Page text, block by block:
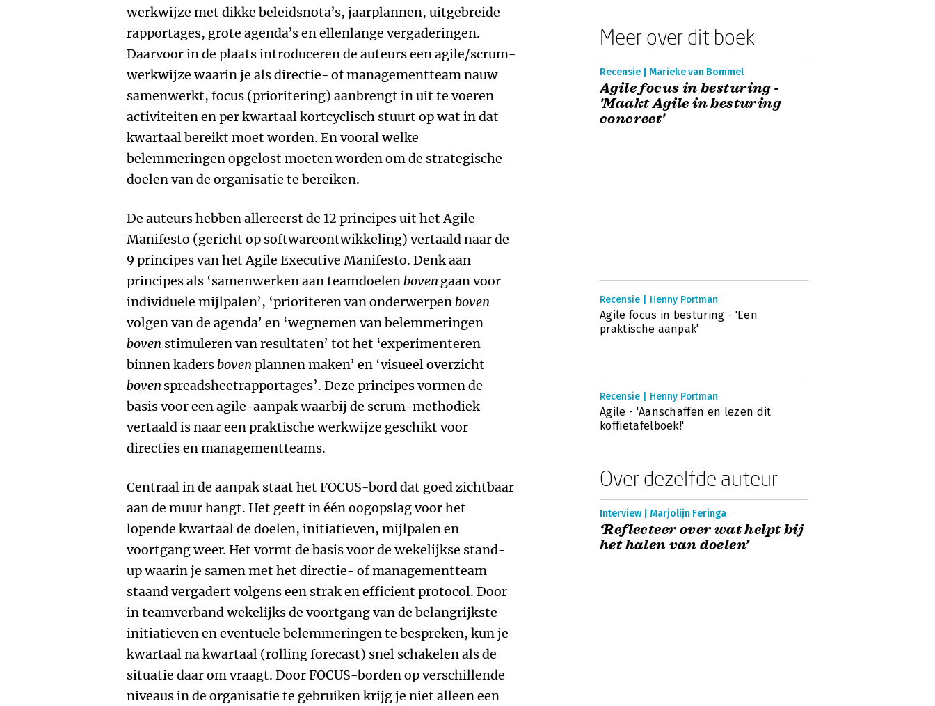
werkwijze met dikke beleidsnota’s, jaarplannen, uitgebreide
rapportages, grote agenda’s en ellenlange vergaderingen.
Daarvoor in de plaats introduceren de auteurs een agile/scrum-
werkwijze waarin je als directie- of managementteam nauw
samenwerkt, focus (prioritering) aanbrengt in uit te voeren
activiteiten en per kwartaal kortcyclisch stuurt op wat in dat
kwartaal bereikt moet worden. En vooral welke
belemmeringen opgelost moeten worden om de strategische
doelen van de organisatie te bereiken.
De auteurs hebben allereerst de 12 principes uit het Agile
Manifesto (gericht op softwareontwikkeling) vertaald naar de
9 principes van het Agile Executive Manifesto. Denk aan
principes als ‘samenwerken aan teamdoelenboven gaan voor
individuele mijlpalen’, ‘prioriteren van onderwerpenboven
volgen van de agenda’ en ‘wegnemen van belemmeringen
boven stimuleren van resultaten’ tot het ‘experimenteren
binnen kadersboven plannen maken’ en ‘visueel overzicht
boven spreadsheetrapportages’. Deze principes vormen de
basis voor een agile-aanpak waarbij de scrum-methodiek
vertaald is naar een praktische werkwijze geschikt voor
directies en managementteams.
Centraal in de aanpak staat het FOCUS-bord dat goed zichtbaar
aan de muur hangt. Het geeft in één oogopslag voor het
lopende kwartaal de doelen, initiatieven, mijlpalen en
voortgang weer. Het vormt de basis voor de wekelijkse stand-
up waarin je samen met het directie- of managementteam
staand vergadert volgens een strak en efficient protocol. Door
in teamverband wekelijks de voortgang van de belangrijkste
initiatieven en eventuele belemmeringen te bespreken, kun je
kwartaal na kwartaal (rolling forecast) snel schakelen als de
situatie daar om vraagt. Door FOCUS-borden op verschillende
niveaus in de organisatie te gebruiken krijg je niet alleen een
Meer over dit boek
Recensie | Marieke van Bommel
Agile focus in besturing -
'Maakt Agile in besturing
concreet'
Recensie | Henny Portman
Agile focus in besturing - 'Een
praktische aanpak'
Recensie | Henny Portman
Agile - 'Aanschaffen en lezen dit
koffietafelboek!'
Over dezelfde auteur
Interview | Marjolijn Feringa
‘Reflecteer over wat helpt bij
het halen van doelen’